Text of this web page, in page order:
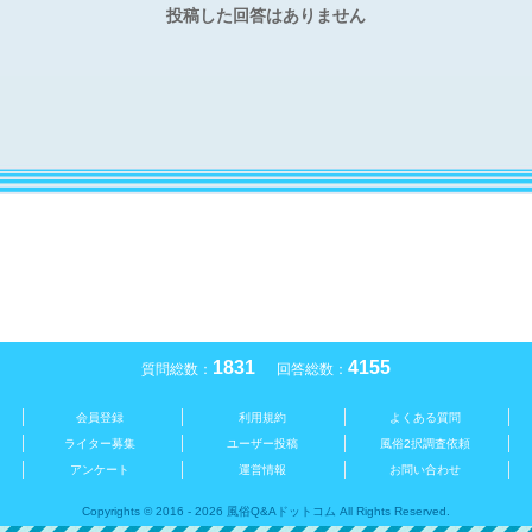
投稿した回答はありません
質問総数： 1831 回答総数： 4155
会員登録 利用規約
よくある質問
ライター募集
ユーザー投稿
風俗2択調査依頼
アンケート
運営情報 お問い合わせ
Copyrights © 2016 - 2026 風俗Q&Aドットコム All Rights Reserved.